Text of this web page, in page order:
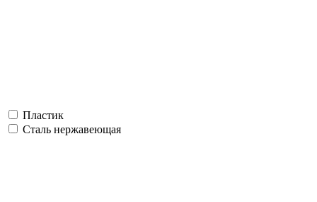
Пластик
Сталь нержавеющая